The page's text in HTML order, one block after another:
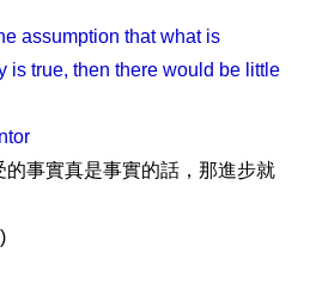
assumption that what is
is true, then there would be little
事實真是事實的話，那進步就